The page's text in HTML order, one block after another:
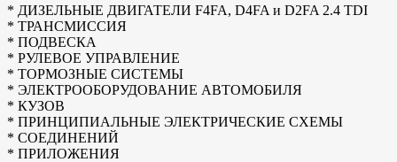
* ДИЗЕЛЬНЫЕ ДВИГАТЕЛИ F4FA, D4FA и D2FA 2.4 TDI
* ТРАНСМИССИЯ
* ПОДВЕСКА
* РУЛЕВОЕ УПРАВЛЕНИЕ
* ТОРМОЗНЫЕ СИСТЕМЫ
* ЭЛЕКТРООБОРУДОВАНИЕ АВТОМОБИЛЯ
* КУЗОВ
* ПРИНЦИПИАЛЬНЫЕ ЭЛЕКТРИЧЕСКИЕ СХЕМЫ
* СОЕДИНЕНИЙ
* ПРИЛОЖЕНИЯ